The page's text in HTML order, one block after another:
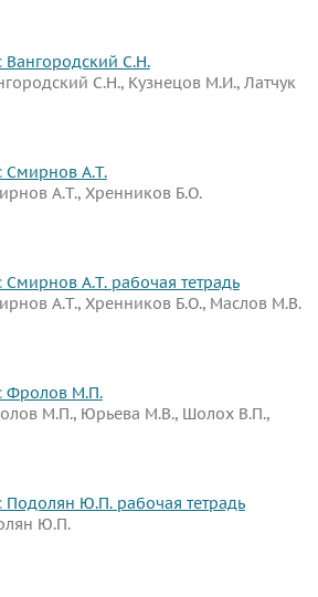
Вангородский С.Н.
С.Н., Кузнецов М.И., Латчук
Смирнов А.Т.
А.Т., Хренников Б.О.
Смирнов А.Т. рабочая тетрадь
А.Т., Хренников Б.О., Маслов М.В.
Фролов М.П.
М.П., Юрьева М.В., Шолох В.П.,
Подолян Ю.П. рабочая тетрадь
Ю.П.